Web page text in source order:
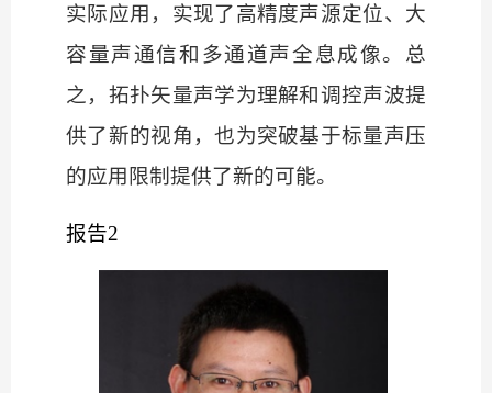
实际应用，实现了高精度声源定位、大
容量声通信和多通道声全息成像。总
之，拓扑矢量声学为理解和调控声波提
供了新的视角，也为突破基于标量声压
的应用限制提供了新的可能。
报告2